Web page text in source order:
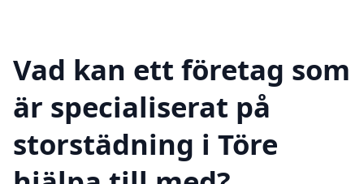
Vad kan ett företag som
är specialiserat på
storstädning i Töre